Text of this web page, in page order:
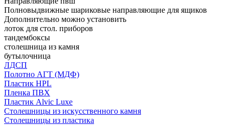
Полновыдвижные шариковые направляющие для ящиков
Дополнительно можно установить
лоток для стол. приборов
тандембоксы
столешница из камня
бутылочница
ЛДСП
Полотно АГТ (МДФ)
Пластик HPL
Пленка ПВХ
Пластик Alvic Luxe
Столешницы из искусственного камня
Столешницы из пластика